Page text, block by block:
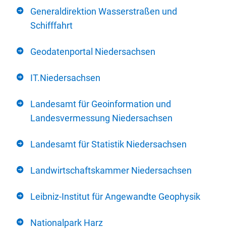
Generaldirektion Wasserstraßen und
Schifffahrt
Geodatenportal Niedersachsen
IT.Niedersachsen
Landesamt für Geoinformation und
Landesvermessung Niedersachsen
Landesamt für Statistik Niedersachsen
Landwirtschaftskammer Niedersachsen
Leibniz-Institut für Angewandte Geophysik
Nationalpark Harz